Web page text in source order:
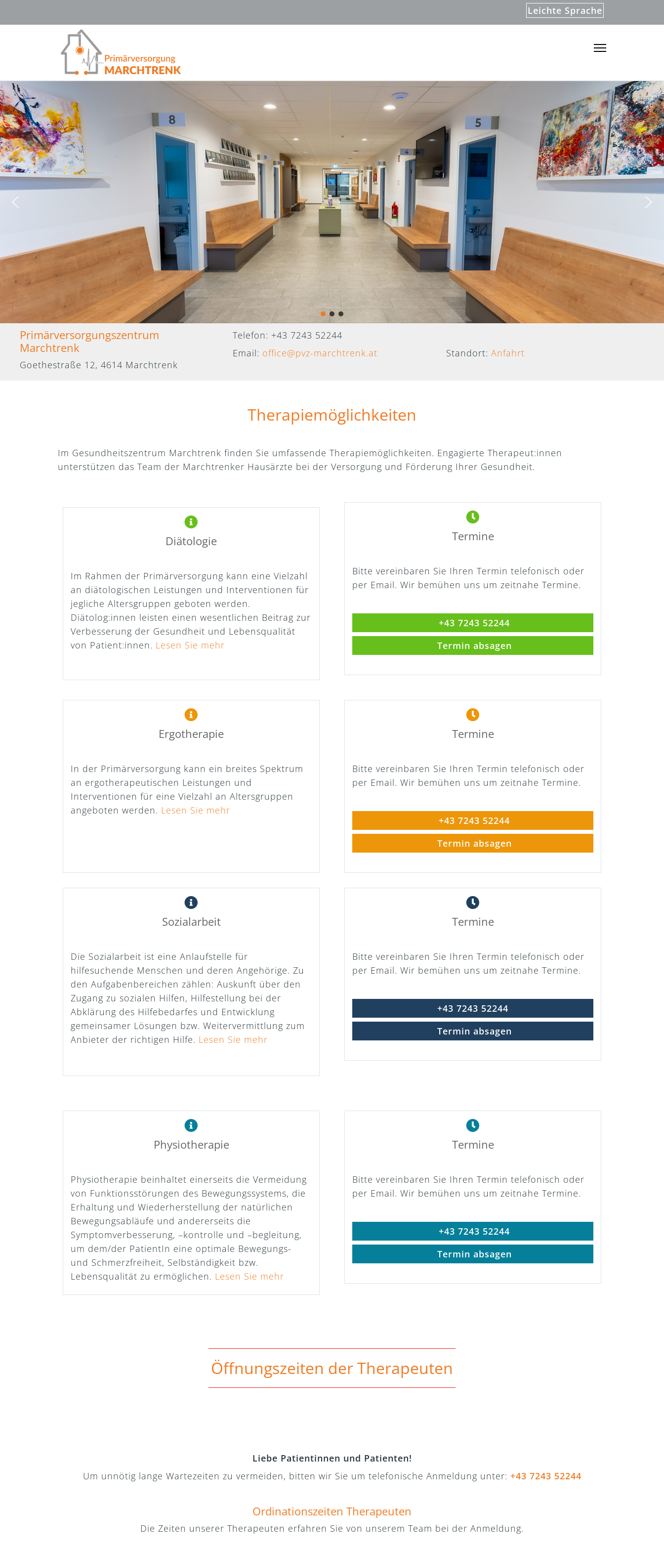
Leichte Sprache
Primärversorgungszentrum
Marchtrenk
Goethestraße 12, 4614 Marchtrenk
Telefon: +43 7243 52244
Email: office@pvz-marchtrenk.at Standort: Anfahrt
Therapiemöglichkeiten
Im Gesundheitszentrum Marchtrenk finden Sie umfassende Therapiemöglichkeiten. Engagierte Therapeut:innen
unterstützen das Team der Marchtrenker Hausärzte bei der Versorgung und Förderung Ihrer Gesundheit.
Diätologie
Im Rahmen der Primärversorgung kann eine Vielzahl
an diätologischen Leistungen und Interventionen für
jegliche Altersgruppen geboten werden.
Diätolog:innen leisten einen wesentlichen Beitrag zur
Verbesserung der Gesundheit und Lebensqualität
von Patient:innen. Lesen Sie mehr
Termine
Bitte vereinbaren Sie Ihren Termin telefonisch oder
per Email. Wir bemühen uns um zeitnahe Termine.
+43 7243 52244
Termin absagen
Ergotherapie
In der Primärversorgung kann ein breites Spektrum
an ergotherapeutischen Leistungen und
Interventionen für eine Vielzahl an Altersgruppen
angeboten werden. Lesen Sie mehr
Termine
Bitte vereinbaren Sie Ihren Termin telefonisch oder
per Email. Wir bemühen uns um zeitnahe Termine.
+43 7243 52244
Termin absagen
Sozialarbeit
Die Sozialarbeit ist eine Anlaufstelle für
hilfesuchende Menschen und deren Angehörige. Zu
den Aufgabenbereichen zählen: Auskunft über den
Zugang zu sozialen Hilfen, Hilfestellung bei der
Abklärung des Hilfebedarfes und Entwicklung
gemeinsamer Lösungen bzw. Weitervermittlung zum
Anbieter der richtigen Hilfe. Lesen Sie mehr
Termine
Bitte vereinbaren Sie Ihren Termin telefonisch oder
per Email. Wir bemühen uns um zeitnahe Termine.
+43 7243 52244
Termin absagen
Physiotherapie
Physiotherapie beinhaltet einerseits die Vermeidung
von Funktionsstörungen des Bewegungssystems, die
Erhaltung und Wiederherstellung der natürlichen
Bewegungsabläufe und andererseits die
Symptomverbesserung, –kontrolle und –begleitung,
um dem/der PatientIn eine optimale Bewegungs-
und Schmerzfreiheit, Selbständigkeit bzw.
Lebensqualität zu ermöglichen. Lesen Sie mehr
Termine
Bitte vereinbaren Sie Ihren Termin telefonisch oder
per Email. Wir bemühen uns um zeitnahe Termine.
+43 7243 52244
Termin absagen
Öffnungszeiten der Therapeuten
Liebe Patientinnen und Patienten!
Um unnötig lange Wartezeiten zu vermeiden, bitten wir Sie um telefonische Anmeldung unter: +43 7243 52244
Ordinationszeiten Therapeuten
Die Zeiten unserer Therapeuten erfahren Sie von unserem Team bei der Anmeldung.